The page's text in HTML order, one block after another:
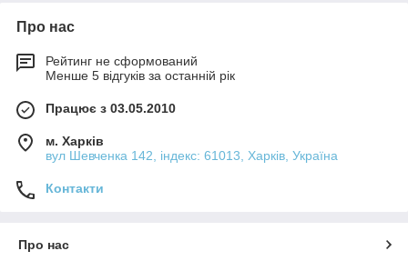
Про нас
Рейтинг не сформований
Менше 5 відгуків за останній рік
Працює з 03.05.2010
м. Харків
вул Шевченка 142, iндекс: 61013, Харків, Україна
Контакти
Про нас